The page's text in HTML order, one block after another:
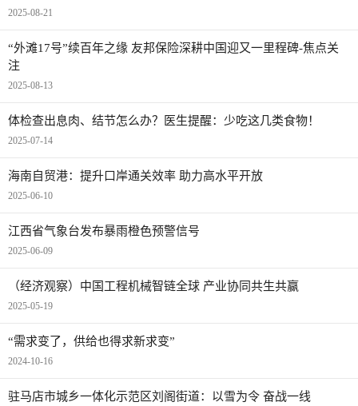
2025-08-21
“外滩17号”续百年之缘 友邦保险深耕中国迎又一里程碑-焦点关
注
2025-08-13
体检查出息肉、结节怎么办？医生提醒：少吃这几类食物！
2025-07-14
海南自贸港：提升口岸通关效率 助力高水平开放
2025-06-10
江西省气象台发布暴雨橙色预警信号
2025-06-09
（经济观察）中国工程机械智链全球 产业协同共生共赢
2025-05-19
“需求变了，供给也得求新求变”
2024-10-16
驻马店市城乡一体化示范区刘阁街道：以雪为令 奋战一线